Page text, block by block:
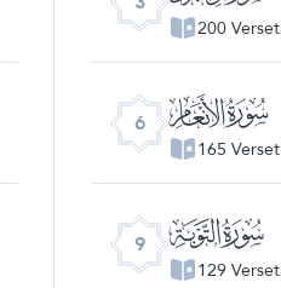
200 Verset
6 ﮒ
165 Verset
9 ﮕ
129 Verset